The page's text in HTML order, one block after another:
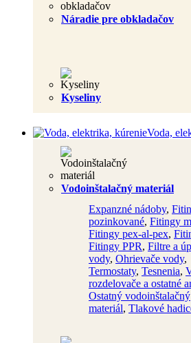
Náradie pre obkladačov
Kyseliny
Voda,
Vodoinštalačný materiál
Expanzné nádoby,
pozinkované, Fitingy
Fitingy pex-al-pex,
Fitingy PPR, Filtre a
vody, Ohrievače vody,
Termostaty, Tesnenia,
rozdelovače a ostatné
Ostatný vodoinštalačný
materiál, Tlakové